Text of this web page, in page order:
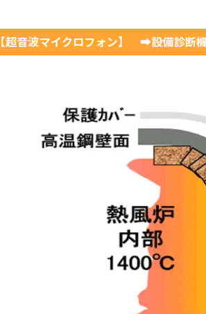
【超音波マイクロフォン】 ➡設備診断